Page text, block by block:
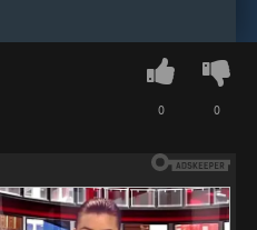
0 0